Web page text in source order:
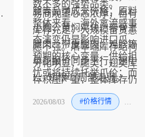
#牛
腿等品类成交价格；原料
小胸、黄焖鸡块、带骨上
腿肉、带皮腿肉、鸡胗等
单品报价同步下行，翅中
L、翅根 L 局部走弱。
数不多的强势品类。
易商观望心态浓厚，自有
库存充足，大规模备货意
愿不强。屠宰端库存结构
分化明显，腿类、翅类库
存积压严重，整体库存仍
处在高位，持续压制该品
类价格反弹空间。
整体来看，海外禽流感事
态演变仍是影响进口爪类
预期的核心变量，供给担
忧或将持续托举爪价；而
短期行情或维持偏弱震
2026/08/03 #价格行情